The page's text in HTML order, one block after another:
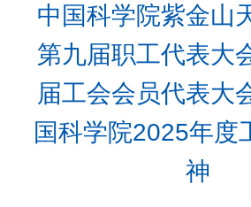
中国科学院紫金山
第九届职工代表大
届工会会员代表大
国科学院2025年度
神